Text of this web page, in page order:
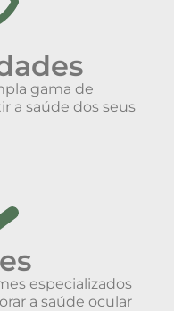
gama de
a saúde dos seus
especializados
a saúde ocular